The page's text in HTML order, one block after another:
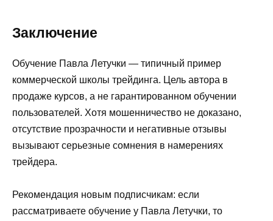
Заключение
Обучение Павла Летучки — типичный пример
коммерческой школы трейдинга. Цель автора в
продаже курсов, а не гарантированном обучении
пользователей. Хотя мошенничество не доказано,
отсутствие прозрачности и негативные отзывы
вызывают серьезные сомнения в намерениях
трейдера.
Рекомендация новым подписчикам: если
рассматриваете обучение у Павла Летучки, то